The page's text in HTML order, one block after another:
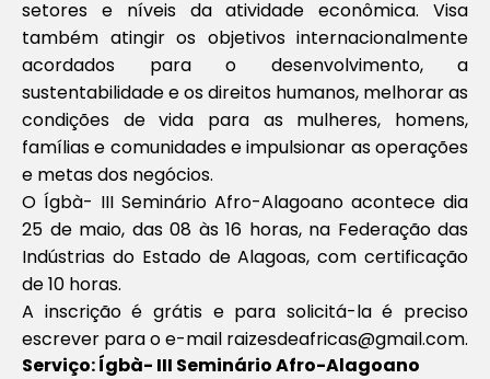
setores e níveis da atividade econômica. Visa
também atingir os objetivos internacionalmente
acordados para o desenvolvimento, a
sustentabilidade e os direitos humanos, melhorar as
condições de vida para as mulheres, homens,
famílias e comunidades e impulsionar as operações
e metas dos negócios.
O Ígbà- III Seminário Afro-Alagoano acontece dia
25 de maio, das 08 às 16 horas, na Federação das
Indústrias do Estado de Alagoas, com certificação
de 10 horas.
A inscrição é grátis e para solicitá-la é preciso
escrever para o e-mail raizesdeafricas@gmail.com.
Serviço: Ígbà- III Seminário Afro-Alagoano